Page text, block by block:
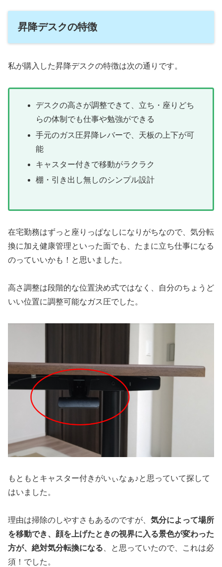
昇降デスクの特徴
私が購入した昇降デスクの特徴は次の通りです。
デスクの高さが調整できて、立ち・座りどち
らの体制でも仕事や勉強ができる
手元のガス圧昇降レバーで、天板の上下が可
能
キャスター付きで移動がラクラク
棚・引き出し無しのシンプル設計
在宅勤務はずっと座りっぱなしになりがちなので、気分転
換に加え健康管理といった面でも、たまに立ち仕事になる
のっていいかも！と思いました。
高さ調整は段階的な位置決め式ではなく、自分のちょうど
いい位置に調整可能なガス圧でした。
もともとキャスター付きがいぃなぁ♪と思っていて探して
はいました。
理由は掃除のしやすさもあるのですが、 気分によって場所
を移動でき、顔を上げたときの視界に入る景色が変わった
方が、絶対気分転換になる、と思っていたので、これは必
須！でした。